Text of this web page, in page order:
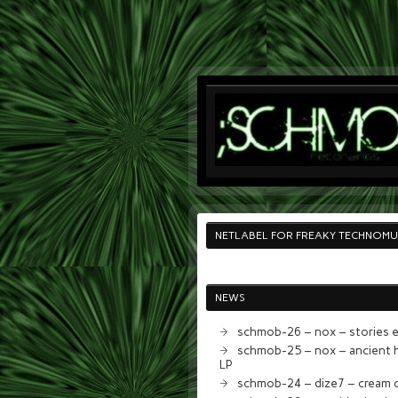
NETLABEL FOR FREAKY
NEWS
schmob-26 – nox – stories
schmob-25 – nox – ancient
LP
schmob-24 – dize7 – cream